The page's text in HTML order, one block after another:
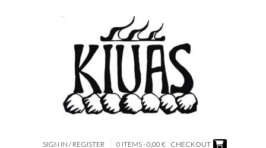
SIGN IN / REGISTER 0 ITEMS - 0,00 € CHECKOUT